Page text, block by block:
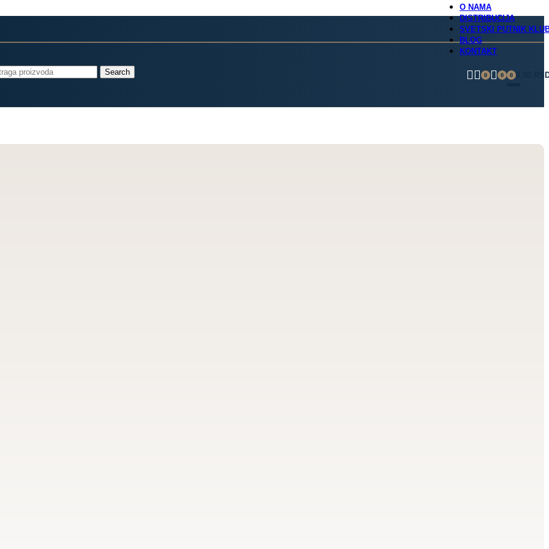
O NAMA
DISTRIBUCIJA
SVETSKI PUTNIK
BLOG
KONTAKT
Search 0 0
0